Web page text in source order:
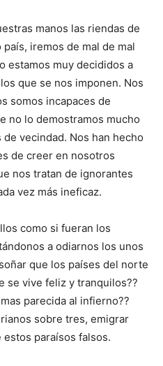
manos las riendas de
iremos de mal de mal
estamos muy decididos a
que se nos imponen. Nos
somos incapaces de
no lo demostramos mucho
vecindad. Nos han hecho
de creer en nosotros
nos tratan de ignorantes
vez más ineficaz.
como si fueran los
a odiarnos los unos
que los países del norte
se vive feliz y tranquilos??
parecida al infierno??
sobre tres, emigrar
paraísos falsos.